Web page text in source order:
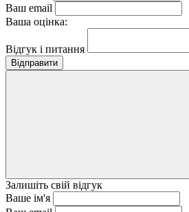
Ваш email
Ваша оцінка:
Відгук і питання
Відправити
Залишіть свій відгук
Ваше ім'я